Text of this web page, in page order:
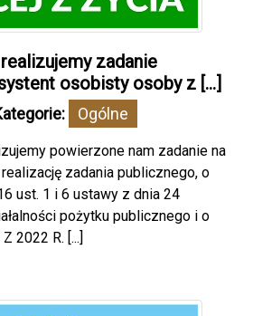
zadanie
osobisty osoby z [...]
Ogólne
powierzone nam zadanie na
zadania publicznego, o
ust. 1 i 6 ustawy z dnia 24
pożytku publicznego i o
2022 R. [...]